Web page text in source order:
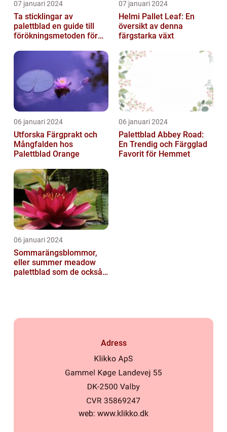
07 januari 2024
Ta sticklingar av
palettblad en guide till
förökningsmetoden för
07 januari 2024
Helmi Pallet Leaf: En
översikt av denna
färgstarka växt
06 januari 2024
Utforska Färgprakt och
Mångfalden hos
Palettblad Orange
06 januari 2024
Palettblad Abbey Road:
En Trendig och Färgglad
Favorit för Hemmet
06 januari 2024
Sommarängsblommor,
eller summer meadow
palettblad som de också
Adress
web: www.klikko.dk